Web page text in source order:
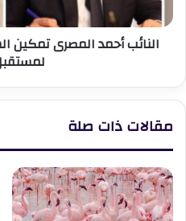
الأساسية
لمستقبل
مصرالنائب أحمد المصرى تمكين
مقالات ذات صلة